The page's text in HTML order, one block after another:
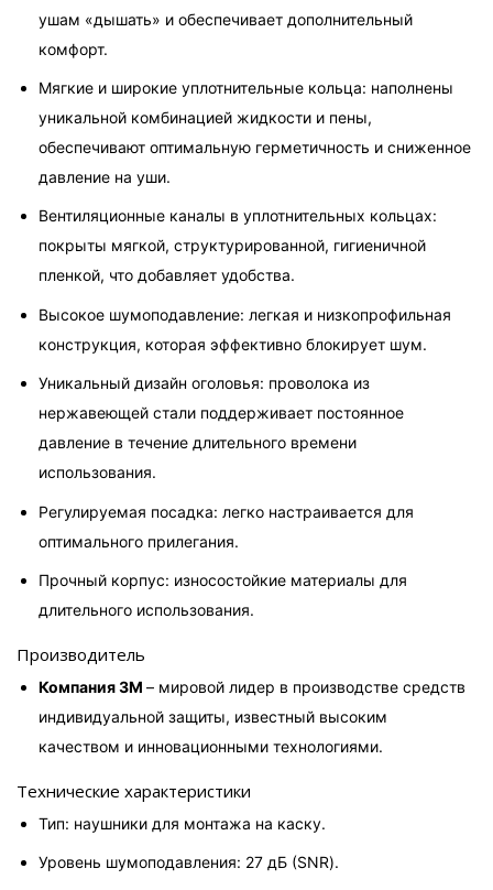
ушам «дышать» и обеспечивает дополнительный
комфорт.
Мягкие и широкие уплотнительные кольца: наполнены
уникальной комбинацией жидкости и пены,
обеспечивают оптимальную герметичность и сниженное
давление на уши.
Вентиляционные каналы в уплотнительных кольцах:
покрыты мягкой, структурированной, гигиеничной
пленкой, что добавляет удобства.
Высокое шумоподавление: легкая и низкопрофильная
конструкция, которая эффективно блокирует шум.
Уникальный дизайн оголовья: проволока из
нержавеющей стали поддерживает постоянное
давление в течение длительного времени
использования.
Регулируемая посадка: легко настраивается для
оптимального прилегания.
Прочный корпус: износостойкие материалы для
длительного использования.
Производитель
Компания 3M – мировой лидер в производстве средств
индивидуальной защиты, известный высоким
качеством и инновационными технологиями.
Технические характеристики
Тип: наушники для монтажа на каску.
Уровень шумоподавления: 27 дБ (SNR).